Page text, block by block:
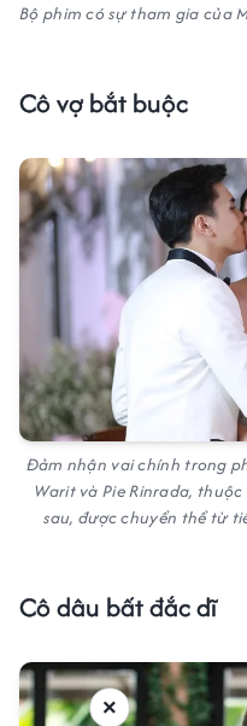
Bộ phim có sự tham gia của
Cô vợ bắt buộc
Đảm nhận vai chính trong
Warit và Pie Rinrada,
sau, được chuyển thể từ
Cô dâu bất đắc dĩ
×